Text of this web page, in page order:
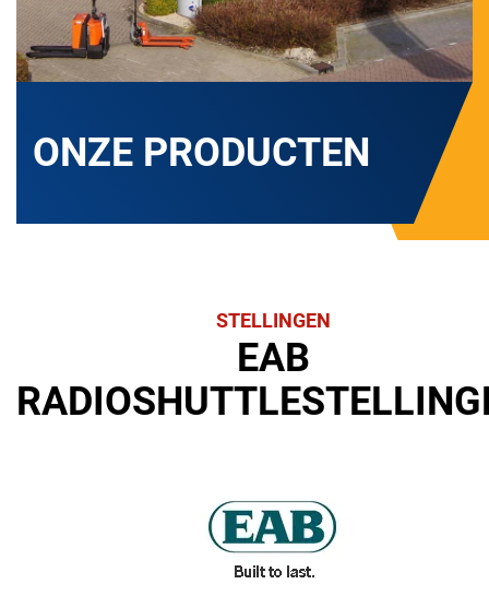
ONZE PRODUCTEN
STELLINGEN
EAB